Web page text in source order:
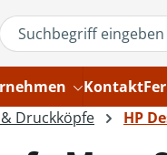
Kontakt
Druckköpfe HP